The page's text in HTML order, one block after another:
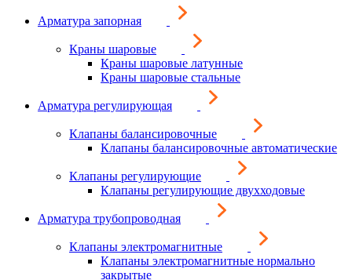
Арматура запорная
Краны шаровые
Краны шаровые латунные
Краны шаровые стальные
Арматура регулирующая
Клапаны балансировочные
Клапаны балансировочные автоматические
Клапаны регулирующие
Клапаны регулирующие двухходовые
Арматура трубопроводная
Клапаны электромагнитные
Клапаны электромагнитные нормально
закрытые